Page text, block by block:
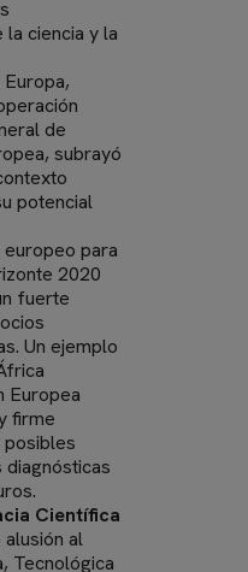
ciencia y la
de
subrayó
potencial
para
2020
fuerte
Un ejemplo
Europea
firme
posibles
Científica
alusión al
Tecnológica